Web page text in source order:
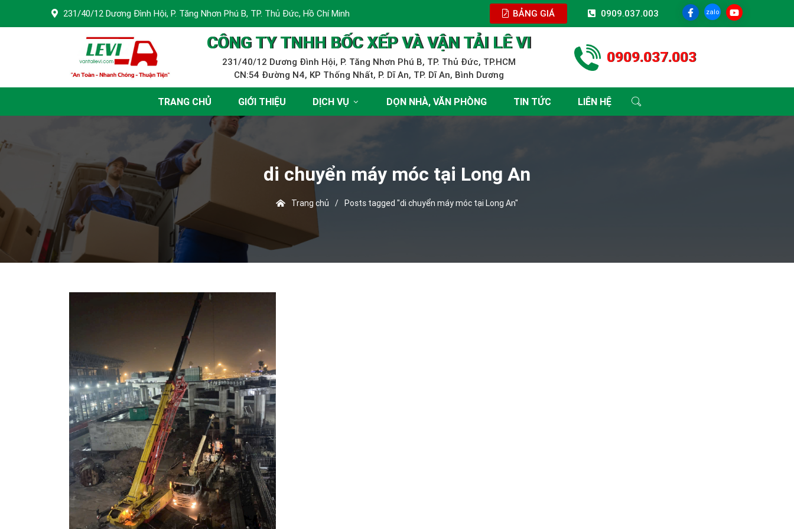
231/40/12 Dương Đình Hội, P. Tăng Nhơn Phú B, TP. Thủ Đức, Hồ Chí Minh BẢNG GIÁ 0909.037.003 zalo
CÔNG TY TNHH BỐC XẾP VÀ VẬN TẢI LÊ VI
231/40/12 Dương Đình Hội, P. Tăng Nhơn Phú B, TP. Thủ Đức, TP.HCM
CN:54 Đường N4, KP Thống Nhất, P. Dĩ An, TP. Dĩ An, Bình Dương
0909.037.003
TRANG CHỦ GIỚI THIỆU DỊCH VỤ DỌN NHÀ, VĂN PHÒNG TIN TỨC LIÊN HỆ
di chuyển máy móc tại Long An
Trang chủ / Posts tagged "di chuyển máy móc tại Long An"